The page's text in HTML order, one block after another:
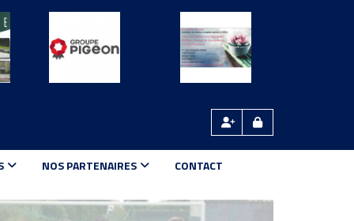
NOS PARTENAIRES CONTACT